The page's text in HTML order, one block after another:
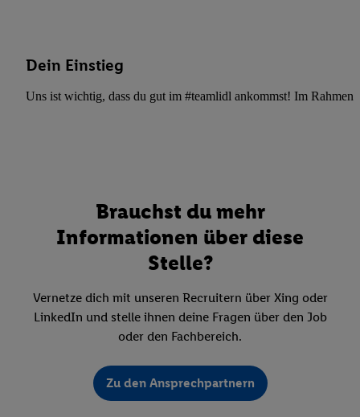
Dein Einstieg
Uns ist wichtig, dass du gut im #teamlidl ankommst! Im Rahmen
Brauchst du mehr
Informationen über diese
Stelle?
Vernetze dich mit unseren Recruitern über Xing oder
LinkedIn und stelle ihnen deine Fragen über den Job
oder den Fachbereich.
Zu den Ansprechpartnern